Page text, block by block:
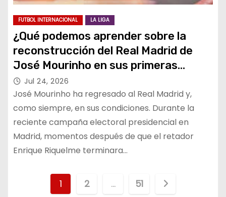
FUTBOL INTERNACIONAL LA LIGA
¿Qué podemos aprender sobre la
reconstrucción del Real Madrid de
José Mourinho en sus primeras
fotos?
Jul 24, 2026
José Mourinho ha regresado al Real Madrid y,
como siempre, en sus condiciones. Durante la
reciente campaña electoral presidencial en
Madrid, momentos después de que el retador
Enrique Riquelme terminara…
1 2 … 51